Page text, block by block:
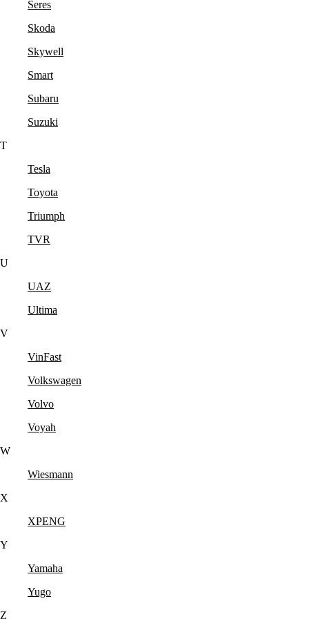
Seres
Skoda
Skywell
Smart
Subaru
Suzuki
T
Tesla
Toyota
Triumph
TVR
U
UAZ
Ultima
V
VinFast
Volkswagen
Volvo
Voyah
W
Wiesmann
X
XPENG
Y
Yamaha
Yugo
Z